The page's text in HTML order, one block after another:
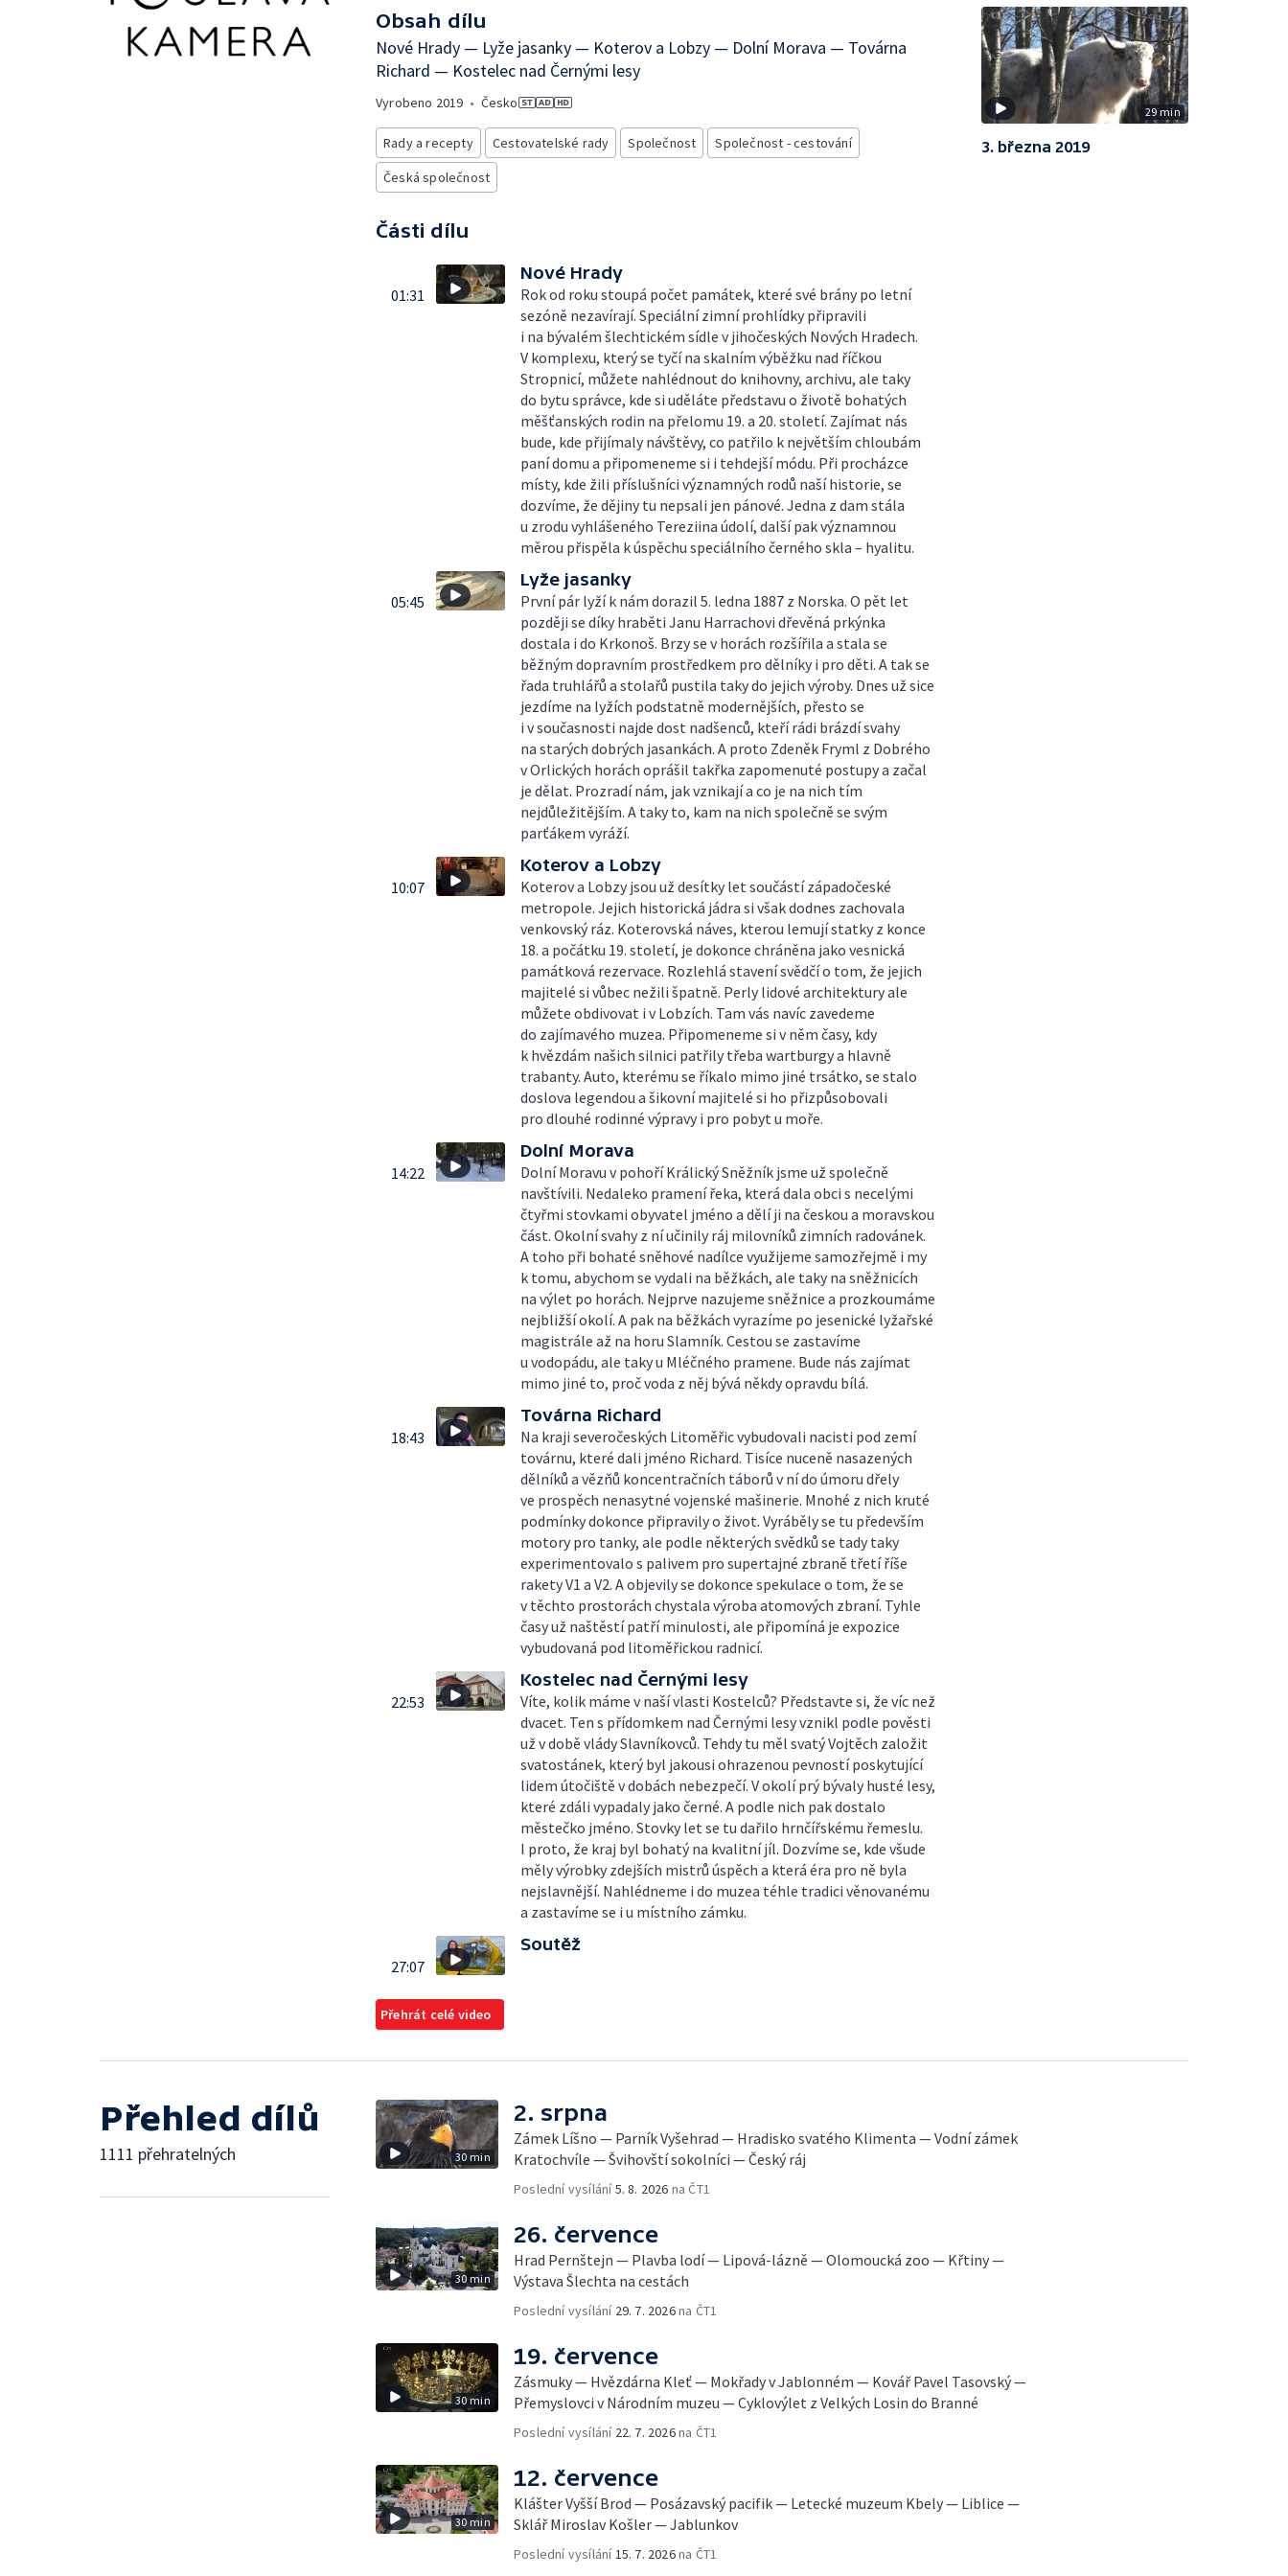
Obsah dílu
Nové Hrady — Lyže jasanky — Koterov a Lobzy — Dolní Morava — Továrna
Richard — Kostelec nad Černými lesy
Vyrobeno 2019 • Česko
Rady a recepty Cestovatelské rady Společnost
Společnost - cestování
Česká společnost
Části dílu
01:31
Nové Hrady
Rok od roku stoupá počet památek, které své brány po letní
sezóně nezavírají. Speciální zimní prohlídky připravili
i na bývalém šlechtickém sídle v jihočeských Nových Hradech.
V komplexu, který se tyčí na skalním výběžku nad říčkou
Stropnicí, můžete nahlédnout do knihovny, archivu, ale taky
do bytu správce, kde si uděláte představu o životě bohatých
měšťanských rodin na přelomu 19. a 20. století. Zajímat nás
bude, kde přijímaly návštěvy, co patřilo k největším chloubám
paní domu a připomeneme si i tehdejší módu. Při procházce
místy, kde žili příslušníci významných rodů naší historie, se
dozvíme, že dějiny tu nepsali jen pánové. Jedna z dam stála
u zrodu vyhlášeného Tereziina údolí, další pak významnou
měrou přispěla k úspěchu speciálního černého skla – hyalitu.
05:45
Lyže jasanky
První pár lyží k nám dorazil 5. ledna 1887 z Norska. O pět let
později se díky hraběti Janu Harrachovi dřevěná prkýnka
dostala i do Krkonoš. Brzy se v horách rozšířila a stala se
běžným dopravním prostředkem pro dělníky i pro děti. A tak se
řada truhlářů a stolařů pustila taky do jejich výroby. Dnes už sice
jezdíme na lyžích podstatně modernějších, přesto se
i v současnosti najde dost nadšenců, kteří rádi brázdí svahy
na starých dobrých jasankách. A proto Zdeněk Fryml z Dobrého
v Orlických horách oprášil takřka zapomenuté postupy a začal
je dělat. Prozradí nám, jak vznikají a co je na nich tím
nejdůležitějším. A taky to, kam na nich společně se svým
parťákem vyráží.
10:07
Koterov a Lobzy
Koterov a Lobzy jsou už desítky let součástí západočeské
metropole. Jejich historická jádra si však dodnes zachovala
venkovský ráz. Koterovská náves, kterou lemují statky z konce
18. a počátku 19. století, je dokonce chráněna jako vesnická
památková rezervace. Rozlehlá stavení svědčí o tom, že jejich
majitelé si vůbec nežili špatně. Perly lidové architektury ale
můžete obdivovat i v Lobzích. Tam vás navíc zavedeme
do zajímavého muzea. Připomeneme si v něm časy, kdy
k hvězdám našich silnici patřily třeba wartburgy a hlavně
trabanty. Auto, kterému se říkalo mimo jiné trsátko, se stalo
doslova legendou a šikovní majitelé si ho přizpůsobovali
pro dlouhé rodinné výpravy i pro pobyt u moře.
14:22
Dolní Morava
Dolní Moravu v pohoří Králický Sněžník jsme už společně
navštívili. Nedaleko pramení řeka, která dala obci s necelými
čtyřmi stovkami obyvatel jméno a dělí ji na českou a moravskou
část. Okolní svahy z ní učinily ráj milovníků zimních radovánek.
A toho při bohaté sněhové nadílce využijeme samozřejmě i my
k tomu, abychom se vydali na běžkách, ale taky na sněžnicích
na výlet po horách. Nejprve nazujeme sněžnice a prozkoumáme
nejbližší okolí. A pak na běžkách vyrazíme po jesenické lyžařské
magistrále až na horu Slamník. Cestou se zastavíme
u vodopádu, ale taky u Mléčného pramene. Bude nás zajímat
mimo jiné to, proč voda z něj bývá někdy opravdu bílá.
18:43
Továrna Richard
Na kraji severočeských Litoměřic vybudovali nacisti pod zemí
továrnu, které dali jméno Richard. Tisíce nuceně nasazených
dělníků a vězňů koncentračních táborů v ní do úmoru dřely
ve prospěch nenasytné vojenské mašinerie. Mnohé z nich kruté
podmínky dokonce připravily o život. Vyráběly se tu především
motory pro tanky, ale podle některých svědků se tady taky
experimentovalo s palivem pro supertajné zbraně třetí říše
rakety V1 a V2. A objevily se dokonce spekulace o tom, že se
v těchto prostorách chystala výroba atomových zbraní. Tyhle
časy už naštěstí patří minulosti, ale připomíná je expozice
vybudovaná pod litoměřickou radnicí.
22:53
Kostelec nad Černými lesy
Víte, kolik máme v naší vlasti Kostelců? Představte si, že víc než
dvacet. Ten s přídomkem nad Černými lesy vznikl podle pověsti
už v době vlády Slavníkovců. Tehdy tu měl svatý Vojtěch založit
svatostánek, který byl jakousi ohrazenou pevností poskytující
lidem útočiště v dobách nebezpečí. V okolí prý bývaly husté lesy,
které zdáli vypadaly jako černé. A podle nich pak dostalo
městečko jméno. Stovky let se tu dařilo hrnčířskému řemeslu.
I proto, že kraj byl bohatý na kvalitní jíl. Dozvíme se, kde všude
měly výrobky zdejších mistrů úspěch a která éra pro ně byla
nejslavnější. Nahlédneme i do muzea téhle tradici věnovanému
a zastavíme se i u místního zámku.
27:07
Soutěž
Přehrát celé video
29 min
3. března 2019
Přehled dílů
1111 přehratelných 30 min
2. srpna
Zámek Líšno — Parník Vyšehrad — Hradisko svatého Klimenta — Vodní zámek
Kratochvíle — Švihovští sokolníci — Český ráj
Poslední vysílání5. 8. 2026 na ČT1
30 min
26. července
Hrad Pernštejn — Plavba lodí — Lipová-lázně — Olomoucká zoo — Křtiny —
Výstava Šlechta na cestách
Poslední vysílání 29. 7. 2026na ČT1
30 min
19. července
Zásmuky — Hvězdárna Kleť — Mokřady v Jablonném — Kovář Pavel Tasovský —
Přemyslovci v Národním muzeu — Cyklovýlet z Velkých Losin do Branné
Poslední vysílání 22. 7. 2026na ČT1
30 min
12. července
Klášter Vyšší Brod — Posázavský pacifik — Letecké muzeum Kbely — Liblice —
Sklář Miroslav Košler — Jablunkov
Poslední vysílání15. 7. 2026na ČT1